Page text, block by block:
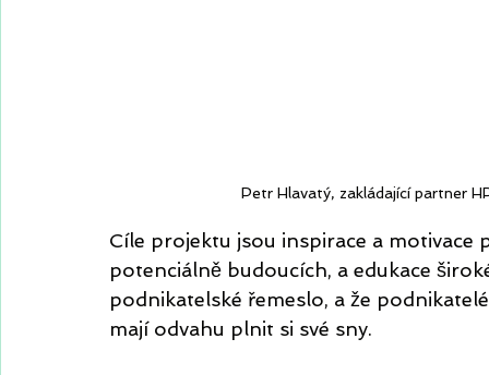
Petr Hlavatý, zakládající partner
Cíle projektu jsou inspirace a motivace
potenciálně budoucích, a edukace
podnikatelské řemeslo, a že
mají odvahu plnit si své sny.